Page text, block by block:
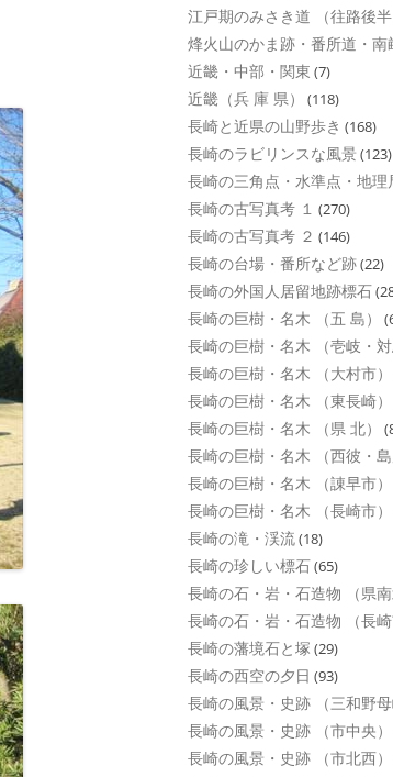
江戸期のみさき道 （往路後半
烽火山のかま跡・番所道・南
近畿・中部・関東 (7)
近畿（兵 庫 県） (118)
長崎と近県の山野歩き (168)
長崎のラビリンスな風景 (123)
長崎の三角点・水準点・地理
長崎の古写真考 １ (270)
長崎の古写真考 ２ (146)
長崎の台場・番所など跡(22)
長崎の外国人居留地跡標石
長崎の巨樹・名木 （五 島）
長崎の巨樹・名木 （壱岐・対
長崎の巨樹・名木 （大村市）
長崎の巨樹・名木 （東長崎）
長崎の巨樹・名木 （県 北）
長崎の巨樹・名木 （西彼・島
長崎の巨樹・名木 （諌早市）
長崎の巨樹・名木 （長崎市）
長崎の滝・渓流(18)
長崎の珍しい標石(65)
長崎の石・岩・石造物 （県南
長崎の石・岩・石造物 （長崎
長崎の藩境石と塚 (29)
長崎の西空の夕日 (93)
長崎の風景・史跡 （三和野母
長崎の風景・史跡 （市中央）
長崎の風景・史跡 （市北西）